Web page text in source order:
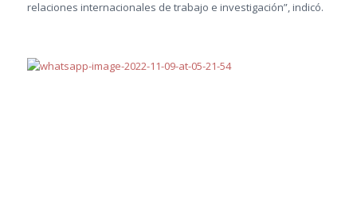
relaciones internacionales de trabajo e investigación”, indicó.